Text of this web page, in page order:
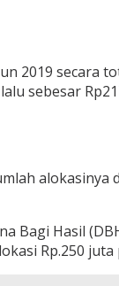
2019 secara
sebesar
alokasinya
Bagi Hasil
Rp.250 juta